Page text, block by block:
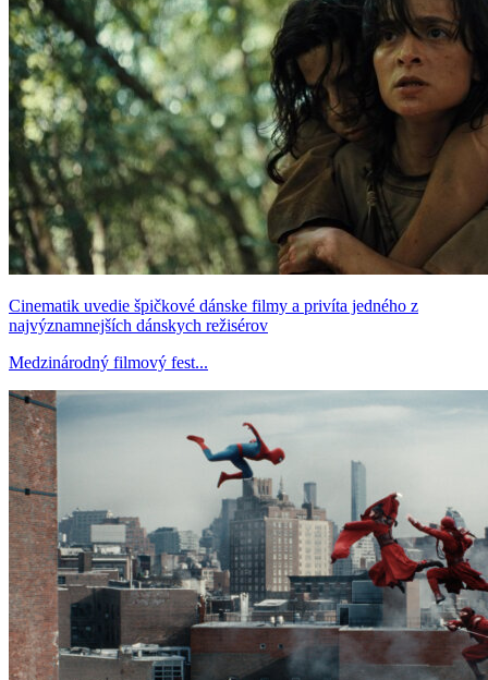
Cinematik uvedie špičkové dánske filmy a privíta jedného z
najvýznamnejších dánskych režisérov
Medzinárodný filmový fest...